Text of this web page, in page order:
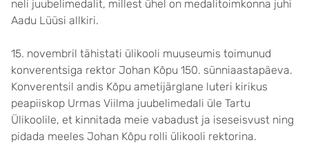
neli juubelimedalit, millest ühel on medalitoimkonna juhi
Aadu Lüüsi allkiri.
15. novembril tähistati ülikooli muuseumis toimunud
konverentsiga rektor Johan Kõpu 150. sünniaastapäeva.
Konverentsil andis Kõpu ametijärglane luteri kirikus
peapiiskop Urmas Viilma juubelimedali üle Tartu
Ülikoolile, et kinnitada meie vabadust ja iseseisvust ning
pidada meeles Johan Kõpu rolli ülikooli rektorina.